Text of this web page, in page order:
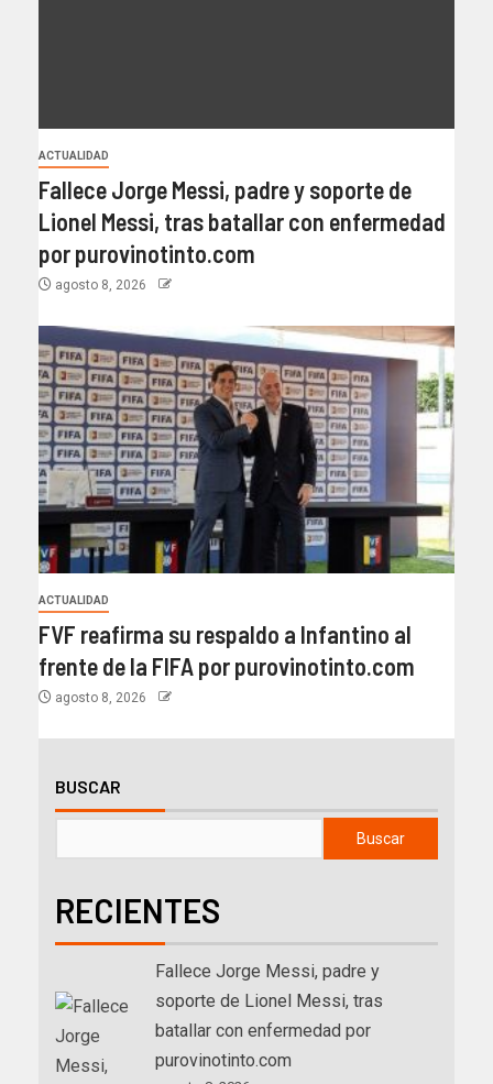
ACTUALIDAD
Fallece Jorge Messi, padre y soporte de
Lionel Messi, tras batallar con enfermedad
por purovinotinto.com
agosto 8, 2026
ACTUALIDAD
FVF reafirma su respaldo a Infantino al
frente de la FIFA por purovinotinto.com
agosto 8, 2026
BUSCAR
Buscar
RECIENTES
Fallece Jorge Messi, padre y
soporte de Lionel Messi, tras
batallar con enfermedad por
purovinotinto.com